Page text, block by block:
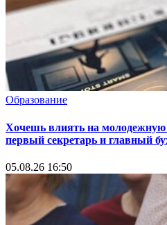
Образование
Хочешь влиять на
первый секретарь и главный
05.08.26 16:50